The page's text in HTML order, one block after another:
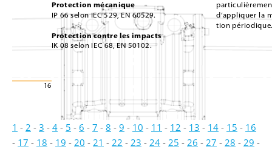
16
d’appliquer la
tion
Protection mécanique
IP 66 selon IEC 529, EN 60529.
Protection contre les impacts
IK 08 selon IEC 68, EN 50102.
1 - 2 - 3 - 4 - 5 - 6 - 7 - 8 - 9 - 10 - 11 - 12 - 13 - 14 - 15 - 16
- 17 - 18 - 19 - 20 - 21 - 22 - 23 - 24 - 25 - 26 - 27 - 28 - 29 -